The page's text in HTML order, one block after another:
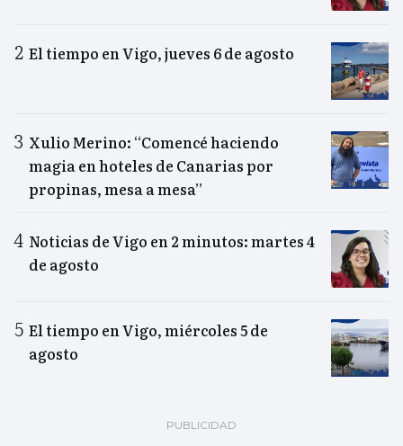
El tiempo en Vigo, jueves 6 de agosto
Xulio Merino: “Comencé haciendo
magia en hoteles de Canarias por
propinas, mesa a mesa”
Noticias de Vigo en 2 minutos: martes 4
de agosto
El tiempo en Vigo, miércoles 5 de
agosto